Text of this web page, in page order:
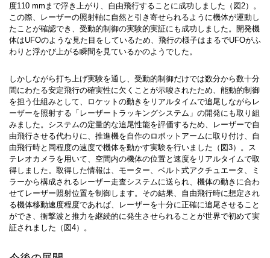
度110 mmまで浮き上がり、自由飛行することに成功しました（図2）。
この際、レーザーの照射軸に自然と引き寄せられるように機体が運動し
たことが確認でき、受動的制御の実験的実証にも成功しました。開発機
体はUFOのような見た目をしているため、飛行の様子はまるでUFOがふ
わりと浮かび上がる瞬間を見ているかのようでした。
しかしながら打ち上げ実験を通し、受動的制御だけでは数分から数十分
間にわたる安定飛行の確実性に欠くことが示唆されたため、能動的制御
を担う仕組みとして、ロケットの動きをリアルタイムで追尾しながらレ
ーザーを照射する「レーザートラッキングシステム」の開発にも取り組
みました。システムの定量的な追尾性能を評価するため、レーザーで自
由飛行させる代わりに、推進機を自作のロボットアームに取り付け、自
由飛行時と同程度の速度で機体を動かす実験を行いました（図3）。ス
テレオカメラを用いて、空間内の機体の位置と速度をリアルタイムで取
得しました。取得した情報は、モーター、ベルト式アクチュエータ、ミ
ラーから構成されるレーザー走査システムに送られ、機体の動きに合わ
せてレーザー照射位置を制御します。その結果、自由飛行時に想定され
る機体移動速度程度であれば、レーザーを十分に正確に追尾させること
ができ、衝撃波と推力を継続的に発生させられることが世界で初めて実
証されました（図4）。